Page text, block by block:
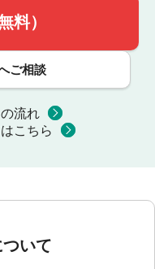
料）
ご相談
流れ
こちら
いて